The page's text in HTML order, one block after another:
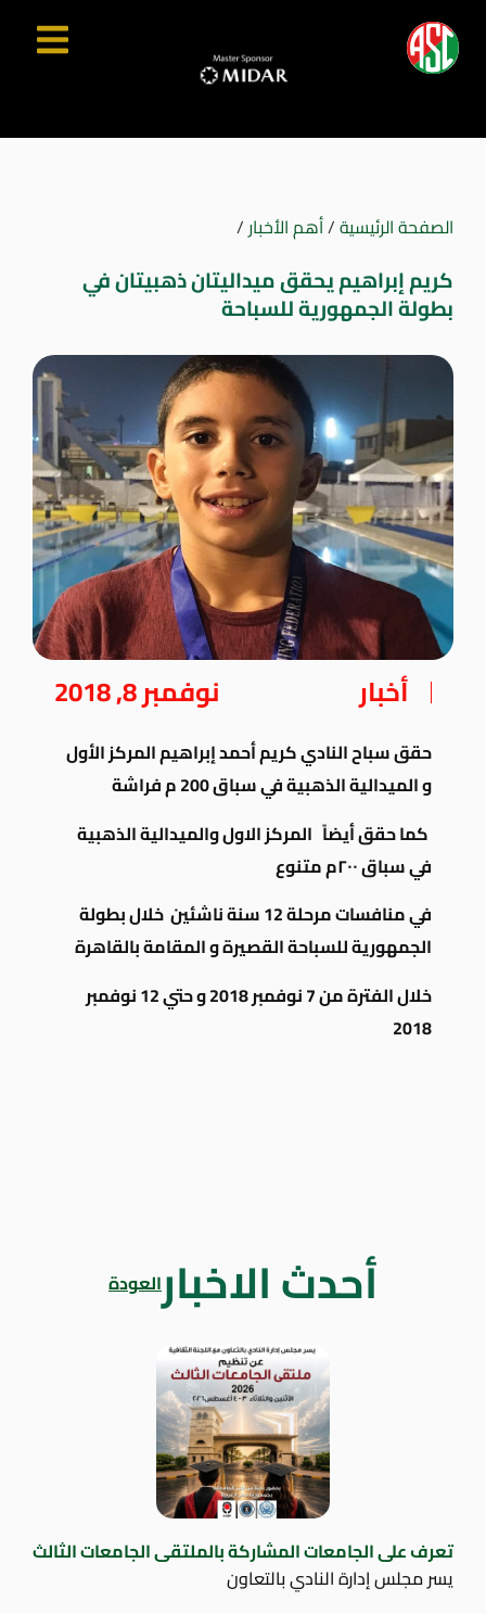
الصفحة الرئيسية/أهم الأخبار/
كريم إبراهيم يحقق ميداليتان ذهبيتان في
بطولة الجمهورية للسباحة
أخبار نوفمبر 8, 2018
حقق سباح النادي كريم أحمد إبراهيم المركز الأول
و الميدالية الذهبية في سباق 200 م فراشة
كما حقق أيضاً المركز الاول والميدالية الذهبية
في سباق ٢٠٠م متنوع
في منافسات مرحلة 12 سنة ناشئين خلال بطولة
الجمهورية للسباحة القصيرة و المقامة بالقاهرة
خلال الفترة من 7 نوفمبر 2018 و حتي 12 نوفمبر
2018
أحدث الاخبارالعودة
تعرف على الجامعات المشاركة بالملتقى الجامعات الثالث
يسر مجلس إدارة النادي بالتعاون